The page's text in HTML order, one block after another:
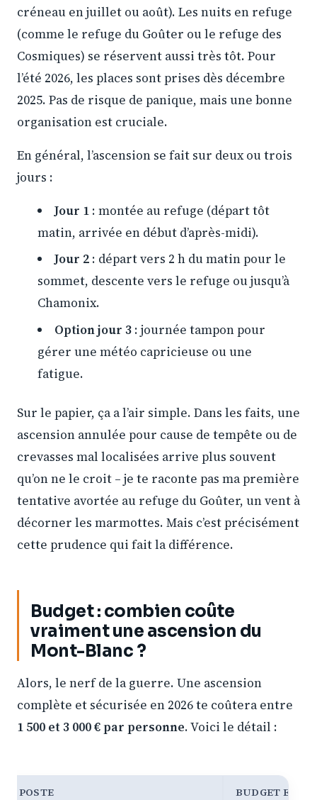
créneau en juillet ou août). Les nuits en refuge
(comme le refuge du Goûter ou le refuge des
Cosmiques) se réservent aussi très tôt. Pour
l’été 2026, les places sont prises dès décembre
2025. Pas de risque de panique, mais une bonne
organisation est cruciale.
En général, l’ascension se fait sur deux ou trois
jours :
Jour 1 : montée au refuge (départ tôt
matin, arrivée en début d’après-midi).
Jour 2 : départ vers 2 h du matin pour le
sommet, descente vers le refuge ou jusqu’à
Chamonix.
Option jour 3 : journée tampon pour
gérer une météo capricieuse ou une
fatigue.
Sur le papier, ça a l’air simple. Dans les faits, une
ascension annulée pour cause de tempête ou de
crevasses mal localisées arrive plus souvent
qu’on ne le croit – je te raconte pas ma première
tentative avortée au refuge du Goûter, un vent à
décorner les marmottes. Mais c’est précisément
cette prudence qui fait la différence.
Budget : combien coûte
vraiment une ascension du
Mont-Blanc ?
Alors, le nerf de la guerre. Une ascension
complète et sécurisée en 2026 te coûtera entre
1 500 et 3 000 € par personne. Voici le détail :
POSTE BUDGET